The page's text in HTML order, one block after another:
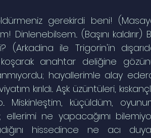
gerekirdi beni!
(Başını kaldırır)
(Arkadina ile Trigorin'in
koşarak anahtar deliğine
hayallerimle alay
kırıldı... Aşk üzüntüleri,
Miskinleştim, küçüldüm,
ellerimi ne yapacağımı
hissedince ne acı